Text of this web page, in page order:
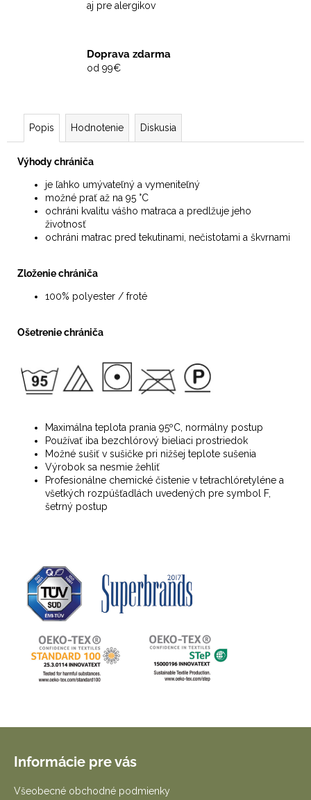
aj pre alergikov
Doprava zdarma
od 99€
Popis Hodnotenie Diskusia
Výhody chrániča
je ľahko umývateľný a vymeniteľný
možné prať až na 95 °C
ochráni kvalitu vášho matraca a predlžuje jeho
životnosť
ochráni matrac pred tekutinami, nečistotami a škvrnami
Zloženie chrániča
100% polyester / froté
Ošetrenie chrániča
Maximálna teplota prania 95ºC, normálny postup
Používať iba bezchlórový bieliaci prostriedok
Možné sušiť v sušičke pri nižšej teplote sušenia
Výrobok sa nesmie žehliť
Profesionálne chemické čistenie v tetrachlóretyléne a
všetkých rozpúšťadlách uvedených pre symbol F,
šetrný postup
Informácie pre vás
Všeobecné obchodné podmienky